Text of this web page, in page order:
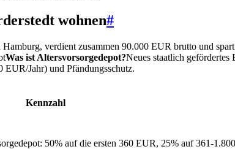
wohnen#
verdient zusammen 90.000 EUR brutto und
Was ist Altersvorsorgedepot?Neues staatlich
EUR/Jahr) und Pfändungsschutz.
Kennzahl
50% auf die ersten 360 EUR, 25% auf 361-